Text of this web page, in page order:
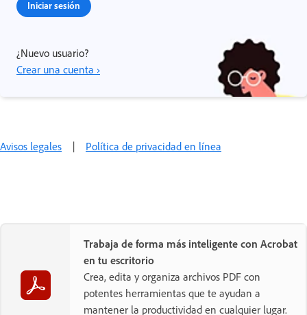
Iniciar sesión
¿Nuevo usuario?
Crear una cuenta ›
Avisos legales | Política de privacidad en línea
Trabaja de forma más inteligente con Acrobat
en tu escritorio
Crea, edita y organiza archivos PDF con
potentes herramientas que te ayudan a
mantener la productividad en cualquier lugar.